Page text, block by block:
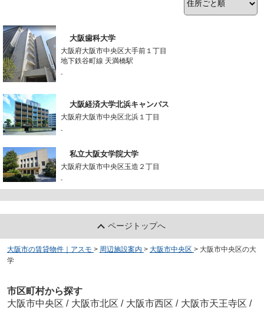
大阪歯科大学
大阪府大阪市中央区大手前１丁目
地下鉄谷町線 天満橋駅
-
大阪経済大学北浜キャンパス
大阪府大阪市中央区北浜１丁目
-
私立大阪女学院大学
大阪府大阪市中央区玉造２丁目
-
ページトップへ
大阪市の賃貸物件｜アスモ > 周辺施設案内 > 大阪市中央区 > 大阪市中央区の大
学
市区町村から探す
大阪市中央区 / 大阪市北区 / 大阪市西区 / 大阪市天王寺区 /